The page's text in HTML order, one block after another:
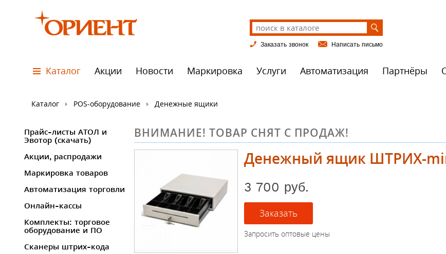
Заказать звонок Написать письмо
Каталог Акции Новости Маркировка Услуги Автоматизация Партнёры
Каталог POS-оборудование Денежные ящики
Прайс-листы АТОЛ и
Эвотор (скачать)
Акции, распродажи
Маркировка товаров
Автоматизация торговли
Онлайн-кассы
Комплекты: торговое
оборудование и ПО
Сканеры штрих-кода
ВНИМАНИЕ! ТОВАР СНЯТ С ПРОДАЖ!
Денежный ящик ШТРИХ-
3 700 руб.